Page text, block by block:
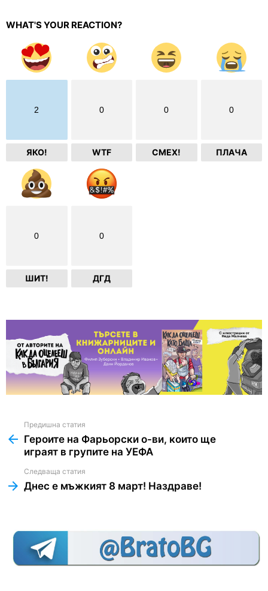
WHAT'S YOUR REACTION?
2
ЯКО!
0
WTF
0
СМЕХ!
0
ПЛАЧА
0
ШИТ!
0
ДГД
more
Предишна статия
Героите на Фарьорски о-ви, които ще
играят в групите на УЕФА
Следваща статия
Днес е мъжкият 8 март! Наздраве!